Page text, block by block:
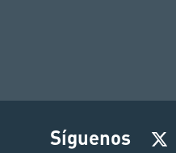
Síguenos
I
n